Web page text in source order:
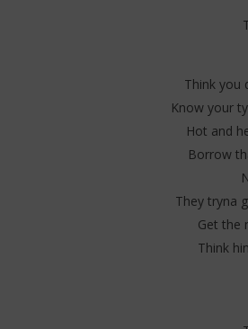
Think you
Know your
Hot and
Borrow
They tryna
Get the
Think